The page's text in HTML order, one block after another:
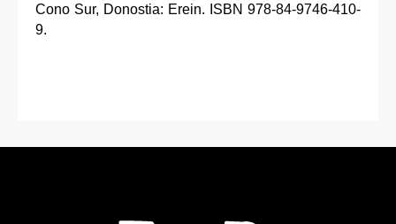
Cono Sur, Donostia: Erein. ISBN 978-84-9746-410-
9.